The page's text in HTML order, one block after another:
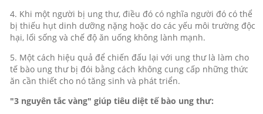
4. Khi một người bị ung thư, điều đó có nghĩa người đó có thể
bị thiếu hụt dinh dưỡng nặng hoặc do các yếu môi trường độc
hại, lối sống và chế độ ăn uống không lành mạnh.
5. Một cách hiệu quả để chiến đấu lại với ung thư là làm cho
tế bào ung thư bị đói bằng cách không cung cấp những thức
ăn cần thiết cho nó tăng sinh và phát triển.
"3 nguyên tắc vàng" giúp tiêu diệt tế bào ung thư: